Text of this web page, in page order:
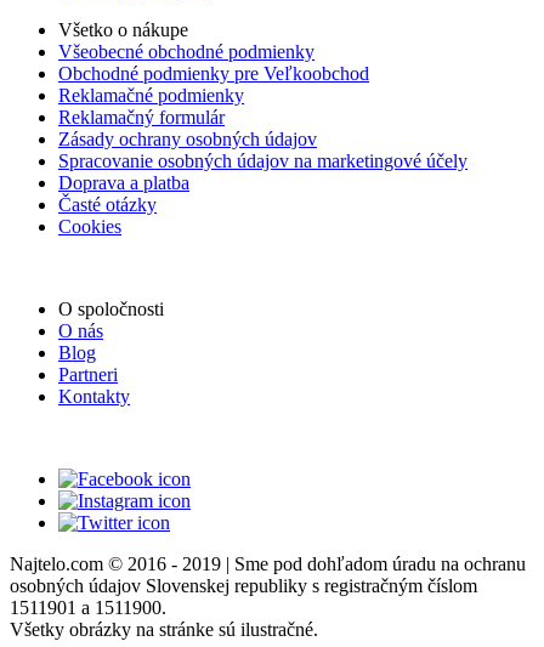
Všetko o nákupe
Všeobecné obchodné podmienky
Obchodné podmienky pre Veľkoobchod
Reklamačné podmienky
Reklamačný formulár
Zásady ochrany osobných údajov
Spracovanie osobných údajov na marketingové účely
Doprava a platba
Časté otázky
Cookies
O spoločnosti
O nás
Blog
Partneri
Kontakty
Najtelo.com © 2016 - 2019 | Sme pod dohľadom úradu na ochranu
osobných údajov Slovenskej republiky s registračným číslom
1511901 a 1511900.
Všetky obrázky na stránke sú ilustračné.